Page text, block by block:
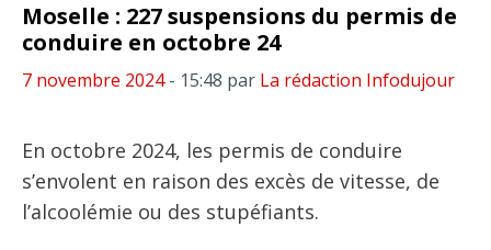
Moselle : 227 suspensions du permis de
conduire en octobre 24
7 novembre 2024- 15:48 par La rédaction Infodujour
En octobre 2024, les permis de conduire
s’envolent en raison des excès de vitesse, de
l’alcoolémie ou des stupéfiants.